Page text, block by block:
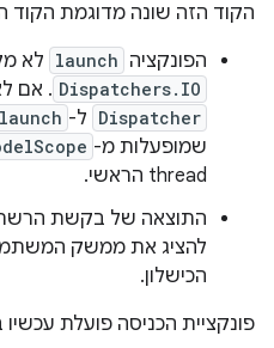
הקוד הזה שונה מדוגמת הקוד
הפונקציה launch לא
Dispatchers.IO . אם
Dispatcher ל- launch
שמופעלות מ-
thread הראשי.
התוצאה של בקשת הרשת
להציג את ממשק
הכישלון.
פונקציית הכניסה פועלת עכשיו